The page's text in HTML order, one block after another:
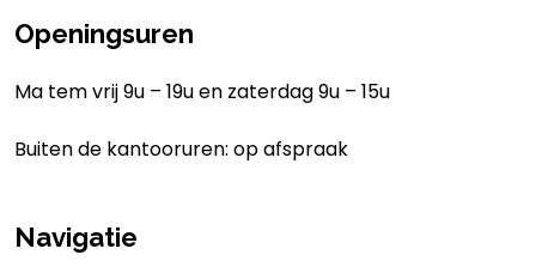
Openingsuren
Ma tem vrij 9u – 19u en zaterdag 9u – 15u
Buiten de kantooruren: op afspraak
Navigatie